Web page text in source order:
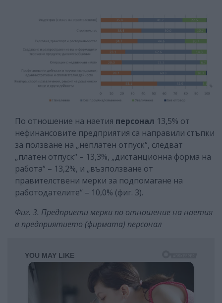
По отношение на наетия персонал 13,5% от
нефинансовите предприятия са направили стъпки
за ползване на „неплатен отпуск“, следват
„платен отпуск“ – 13,3%, „дистанционна форма на
работа“ – 13,2%, и „възползване от
правителствени мерки за подпомагане на
работодателите“ – 10,0% (фиг. 3).
Фиг. 3. Предприети мерки по отношение на наетия
в предприятието (фирмата) персонал